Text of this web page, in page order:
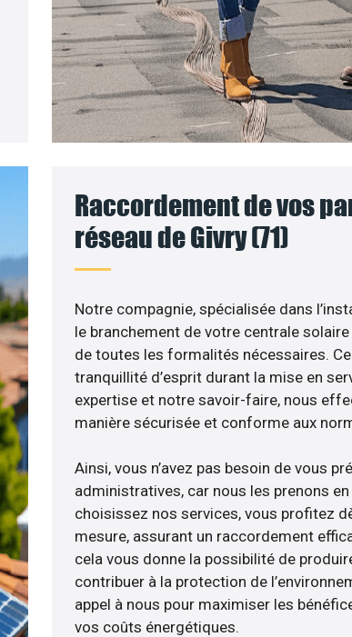
Raccordement de vos
réseau de Givry (71)
Notre compagnie, spécialisée dans
le branchement de votre centrale
de toutes les formalités nécessaires.
tranquillité d’esprit durant la mise en
expertise et notre savoir-faire, nous
manière sécurisée et conforme aux
Ainsi, vous n’avez pas besoin de vous
administratives, car nous les prenons
choisissez nos services, vous profitez
mesure, assurant un raccordement
cela vous donne la possibilité de
contribuer à la protection de
appel à nous pour maximiser les
vos coûts énergétiques.